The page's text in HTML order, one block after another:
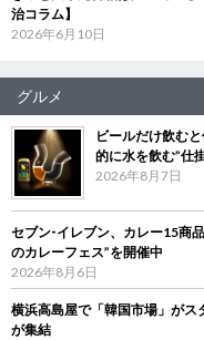
治コラム】
2026年6月10日
グルメ
ビールだけ飲む
的に水を飲む”仕
2026年8月7日
セブン‐イレブン、カレー15商
のカレーフェス”を開催中
2026年8月6日
横浜高島屋で「韓国市場」が
が集結